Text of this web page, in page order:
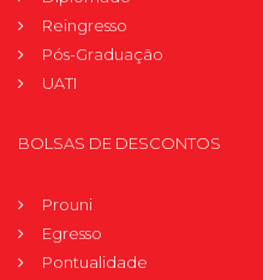
Reingresso
Pós-Graduação
UATI
BOLSAS DE DESCONTOS
Prouni
Egresso
Pontualidade